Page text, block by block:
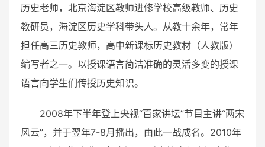
历史老师，北京海淀区教师进修学校高级教师、历史
教研员，海淀区历史学科带头人。从教十余年，常年
担任高三历史教师，高中新课标历史教材（人教版）
编写者之一。以授课语言简洁准确的灵活多变的授课
语言向学生们传授历史知识。
2008年下半年登上央视“百家讲坛”节目主讲“两宋
风云”，并于翌年7-8月播出，由此一战成名。2010年